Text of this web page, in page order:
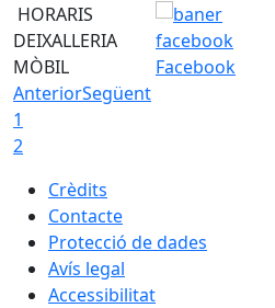
HORARIS
DEIXALLERIA
MÒBIL
Facebook
AnteriorSegüent
1
2
Crèdits
Contacte
Protecció de dades
Avís legal
Accessibilitat